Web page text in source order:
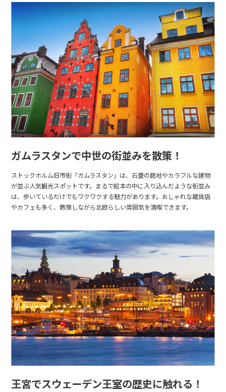
ガムラスタンで中世の街並みを散策！
ストックホルム旧市街「ガムラスタン」は、石畳の路地やカラフルな建物
が並ぶ人気観光スポットです。まるで絵本の中に入り込んだような街並み
は、歩いているだけでもワクワクする魅力があります。おしゃれな雑貨店
やカフェも多く、散策しながら北欧らしい雰囲気を満喫できます。
王宮でスウェーデン王室の歴史に触れる！